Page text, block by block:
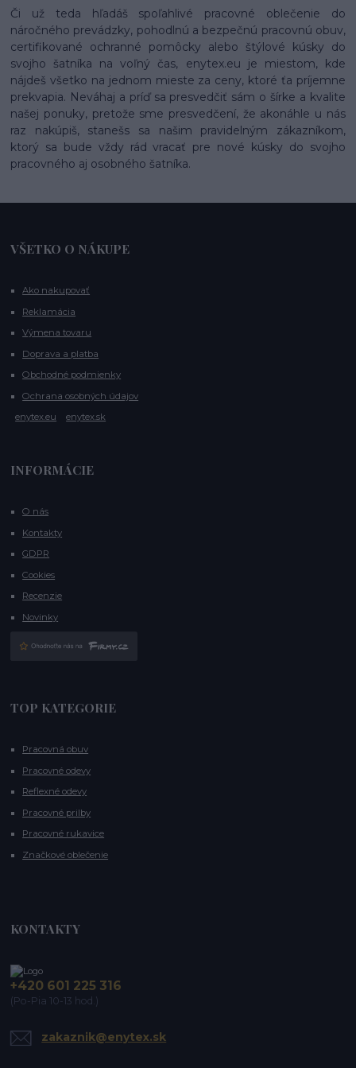
Či už teda hľadáš spoľahlivé pracovné oblečenie do
náročného prevádzky, pohodlnú a bezpečnú pracovnú obuv,
certifikované ochranné pomôcky alebo štýlové kúsky do
svojho šatníka na voľný čas, enytex.eu je miestom, kde
nájdeš všetko na jednom mieste za ceny, ktoré ťa príjemne
prekvapia. Neváhaj a príď sa presvedčiť sám o šírke a kvalite
našej ponuky, pretože sme presvedčení, že akonáhle u nás
raz nakúpiš, stanešs sa našim pravidelným zákazníkom,
ktorý sa bude vždy rád vracať pre nové kúsky do svojho
pracovného aj osobného šatníka.
VŠETKO O NÁKUPE
Ako nakupovať
Reklamácia
Výmena tovaru
Doprava a platba
Obchodné podmienky
Ochrana osobných údajov
enytex.eu
enytex.sk
INFORMÁCIE
O nás
Kontakty
GDPR
Cookies
Recenzie
Novinky
TOP KATEGORIE
Pracovná obuv
Pracovné odevy
Reflexné odevy
Pracovné prilby
Pracovné rukavice
Značkové oblečenie
KONTAKTY
+420 601 225 316
(Po-Pia 10-13 hod.)
zakaznik@enytex.sk